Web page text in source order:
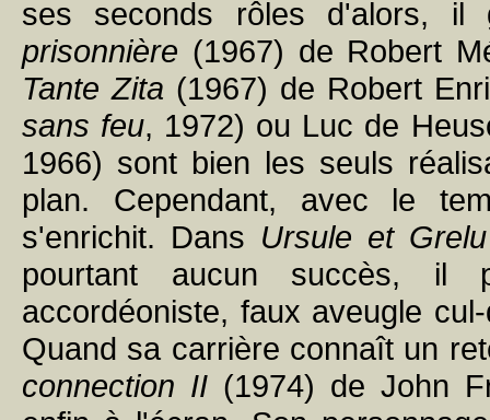
ses seconds rôles d'alors,
prisonnière (1967) de Robert
Tante Zita (1967) de Robert
sans feu, 1972) ou Luc de
1966) sont bien les seuls
plan. Cependant, avec le
s'enrichit. Dans Ursule et Grelu
pourtant aucun succès, il
accordéoniste, faux aveugle
Quand sa carrière connaît un
connection II (1974) de John